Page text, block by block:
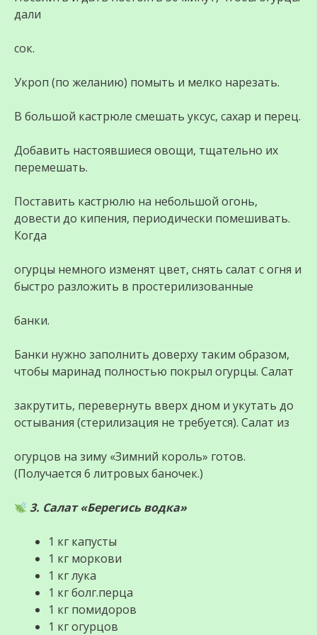
дали
сок.
Укроп (по желанию) помыть и мелко нарезать.
В большой кастрюле смешать уксус, сахар и перец.
Добавить настоявшиеся овощи, тщательно их
перемешать.
Поставить кастрюлю на небольшой огонь,
довести до кипения, периодически помешивать.
Когда
огурцы немного изменят цвет, снять салат с огня и
быстро разложить в простерилизованные
банки.
Банки нужно заполнить доверху таким образом,
чтобы маринад полностью покрыл огурцы. Салат
закрутить, перевернуть вверх дном и укутать до
остывания (стерилизация не требуется). Салат из
огурцов на зиму «Зимний король» готов.
(Получается 6 литровых баночек.)
3. Салат «Берегись водка»
1 кг капусты
1 кг моркови
1 кг лука
1 кг болг.перца
1 кг помидоров
1 кг огурцов